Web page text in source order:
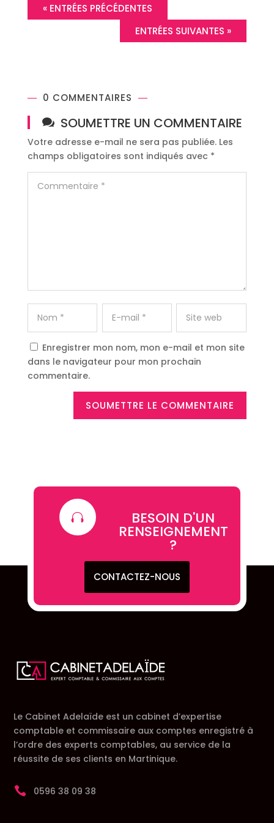
« ENTRÉES PRÉCÉDENTES
ENTRÉES SUIVANTES »
0 COMMENTAIRES
SOUMETTRE UN COMMENTAIRE
Votre adresse e-mail ne sera pas publiée. Les
champs obligatoires sont indiqués avec *
Enregistrer mon nom, mon e-mail et mon site
dans le navigateur pour mon prochain
commentaire.
SOUMETTRE LE COMMENTAIRE
 BESOIN D'UN
RENSEIGNEMENT
?
CONTACTEZ-NOUS
Le Cabinet Adelaïde est un cabinet d’expertise
comptable et commissaire aux comptes enregistré à
l’ordre des experts comptables, au service de la
réussite de ses clients en Martinique.
 0596 38 09 38